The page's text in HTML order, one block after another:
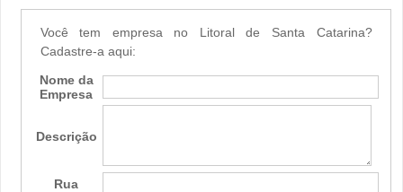
Você tem empresa no Litoral de Santa Catarina?
Cadastre-a aqui:
Nome da
Empresa
Descrição
Rua